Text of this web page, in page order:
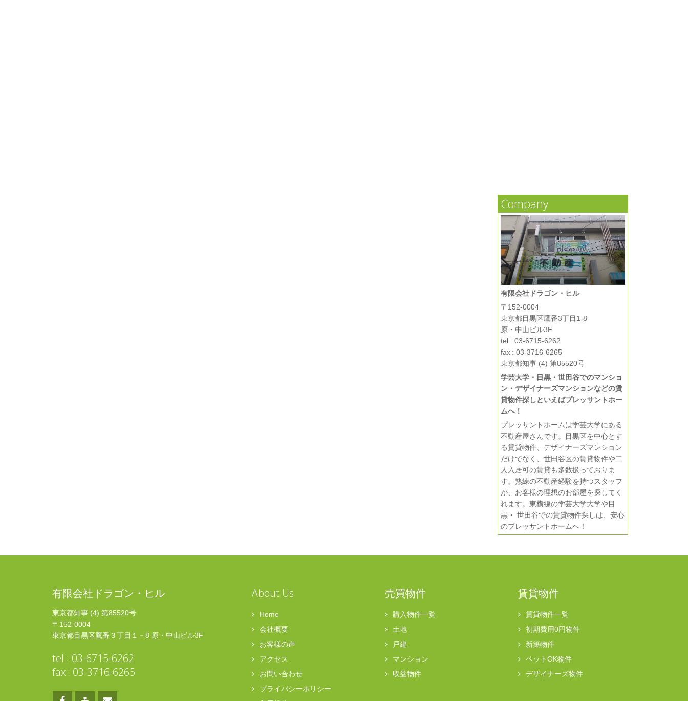
Company
有限会社ドラゴン・ヒル
〒152-0004
東京都目黒区鷹番3丁目1-8
原・中山ビル3F
tel : 03-6715-6262
fax : 03-3716-6265
東京都知事 (4) 第85520号
学芸大学・目黒・世田谷でのマンショ
ン・デザイナーズマンションなどの賃
貸物件探しといえばプレッサントホー
ムへ！
プレッサントホームは学芸大学にある
不動産屋さんです。目黒区を中心とす
る賃貸物件、デザイナーズマンション
だけでなく、世田谷区の賃貸物件や二
人入居可の賃貸も多数扱っておりま
す。熟練の不動産経験を持つスタッフ
が、お客様の理想のお部屋を探してく
れます。東横線の学芸大学大学や目
黒・ 世田谷での賃貸物件探しは、安心
のプレッサントホームへ！
有限会社ドラゴン・ヒル
東京都知事 (4) 第85520号
〒152-0004
東京都目黒区鷹番３丁目１－8 原・中山ビル3F
tel : 03-6715-6262
fax : 03-3716-6265
About Us
Home
会社概要
お客様の声
アクセス
お問い合わせ
プライバシーポリシー
売買物件
購入物件一覧
土地
戸建
マンション
収益物件
賃貸物件
賃貸物件一覧
初期費用0円物件
新築物件
ペットOK物件
デザイナーズ物件